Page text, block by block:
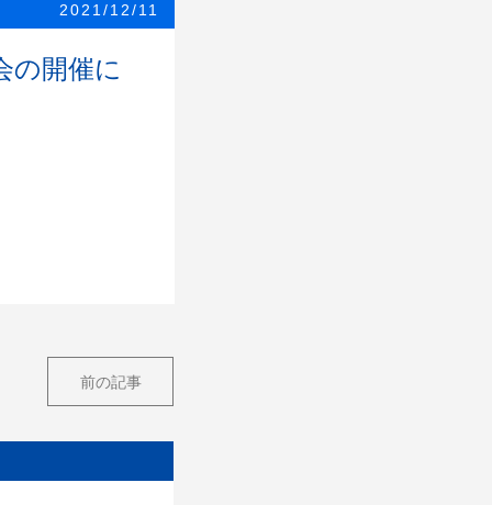
の開催に
2021/12/11
前の記事